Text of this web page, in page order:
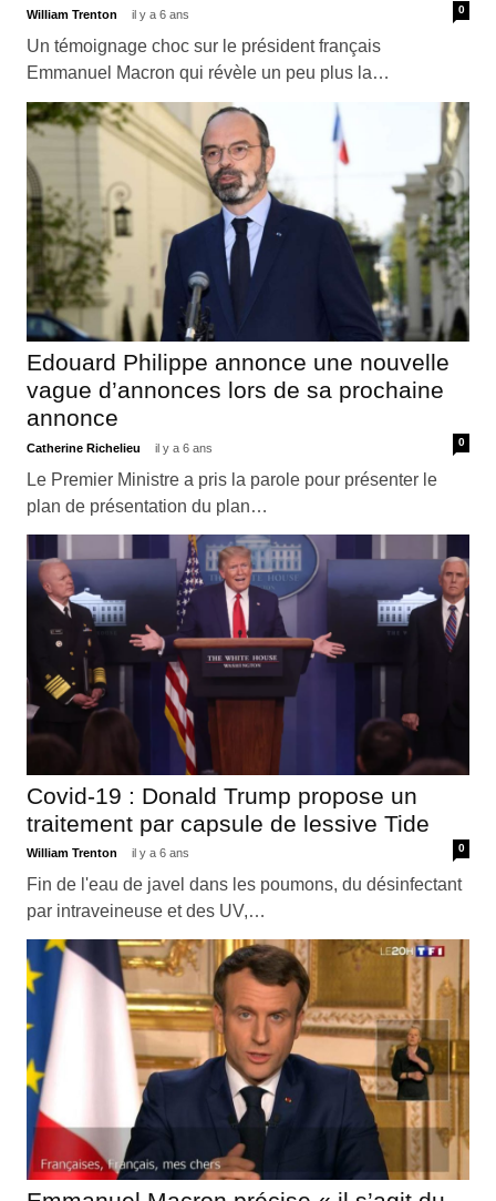
William Trenton il y a 6 ans 0
Un témoignage choc sur le président français
Emmanuel Macron qui révèle un peu plus la…
Edouard Philippe annonce une nouvelle
vague d’annonces lors de sa prochaine
annonce
Catherine Richelieu il y a 6 ans 0
Le Premier Ministre a pris la parole pour présenter le
plan de présentation du plan…
Covid-19 : Donald Trump propose un
traitement par capsule de lessive Tide
William Trenton il y a 6 ans 0
Fin de l'eau de javel dans les poumons, du désinfectant
par intraveineuse et des UV,…